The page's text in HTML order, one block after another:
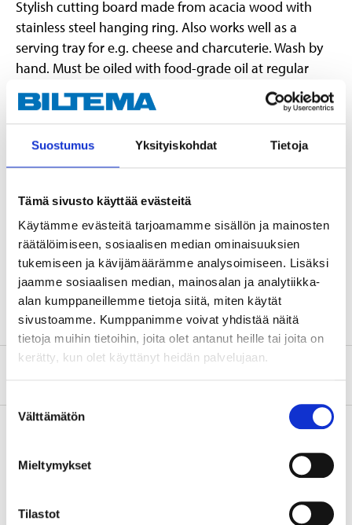
Suostumus Yksityiskohdat Tietoja
Tämä sivusto käyttää evästeitä
Käytämme evästeitä tarjoamamme sisällön ja mainosten
räätälöimiseen, sosiaalisen median ominaisuuksien
tukemiseen ja kävijämäärämme analysoimiseen. Lisäksi
jaamme sosiaalisen median, mainosalan ja analytiikka-
alan kumppaneillemme tietoja siitä, miten käytät
sivustoamme. Kumppanimme voivat yhdistää näitä
tietoja muihin tietoihin, joita olet antanut heille tai joita on
kerätty, kun olet käyttänyt heidän palvelujaan.
valinta
Välttämätön
Mieltymykset
Tilastot
Stylish cutting board made from acacia wood with
stainless steel hanging ring. Also works well as a
serving tray for e.g. cheese and charcuterie. Wash by
hand. Must be oiled with food-grade oil at regular
Technical specifications
Length
Width
28 cm
Thickness
1,6 cm
Material Acacia wood, stainless
steel